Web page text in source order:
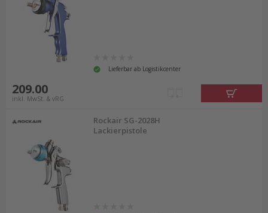
Lieferbar ab Logistikcenter
209.00
inkl. MwSt. & vRG
Rockair SG-2028H
Lackierpistole